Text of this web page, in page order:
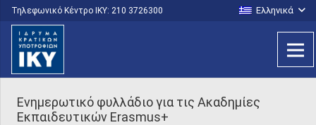
Τηλεφωνικό Κέντρο IKY: 210 3726300 Ελληνικά
Ενημερωτικό φυλλάδιο για τις Ακαδημίες
Εκπαιδευτικών Erasmus+